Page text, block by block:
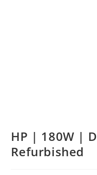
HP | 180W |
Refurbished